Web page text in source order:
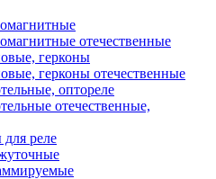
отечественные
герконы
герконы отечественные
оптореле
отечественные,
реле